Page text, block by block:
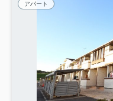
アパート